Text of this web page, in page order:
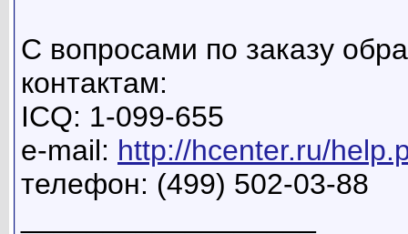
С вопросами по заказу
контактам:
ICQ: 1-099-655
e-mail: http://hcenter.ru/
телефон: (499) 502-03-88